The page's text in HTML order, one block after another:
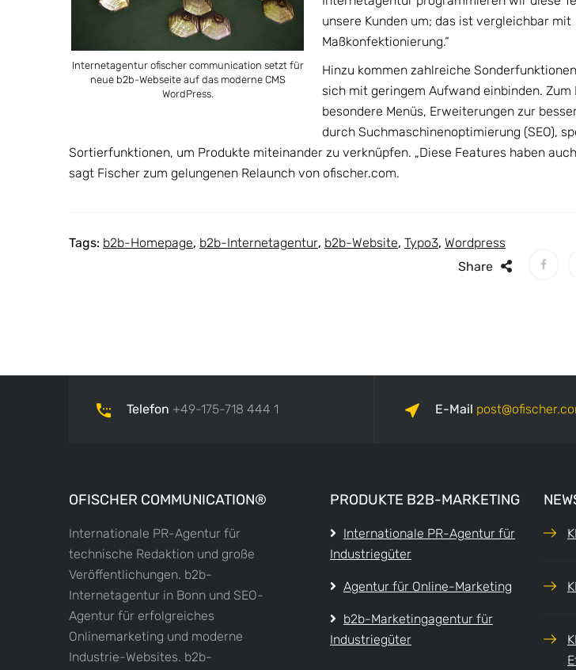
Internetagentur ofischer communication setzt für
neue b2b-Webseite auf das moderne CMS
WordPress.
unsere Kunden um; das ist vergleichbar mit
Maßkonfektionierung.“
Hinzu kommen zahlreiche
sich mit geringem Aufwand einbinden. Zum
besondere Menüs, Erweiterungen zur
durch Suchmaschinenoptimierung (SEO),
Sortierfunktionen, um Produkte miteinander zu verknüpfen. „Diese Features haben
sagt Fischer zum gelungenen Relaunch von ofischer.com.
Tags: b2b-Homepage, b2b-Internetagentur, b2b-Website, Typo3, Wordpress
Share
Telefon +49-175-718 444 1 E-Mail post
OFISCHER COMMUNICATION®
Internationale PR-Agentur für
technische Redaktion und große
Veröffentlichungen. b2b-
Internetagentur in Bonn und SEO-
Agentur für erfolgreiches
Onlinemarketing und moderne
Industrie-Websites. b2b-
PRODUKTE B2B-MARKETING
Internationale PR-Agentur für
Industriegüter
Agentur für Online-Marketing
b2b-Marketingagentur für
Industriegüter